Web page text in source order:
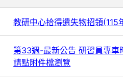
教研中心拾得遺失物招領(115
第33週-最新公告 研習員專車
請點附件檔瀏覽